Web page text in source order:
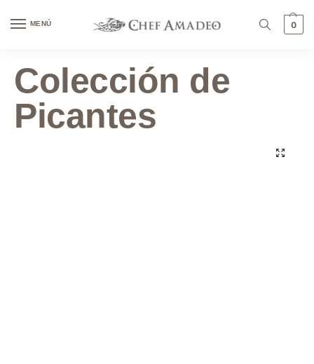
MENÚ 0
Colección de
Picantes